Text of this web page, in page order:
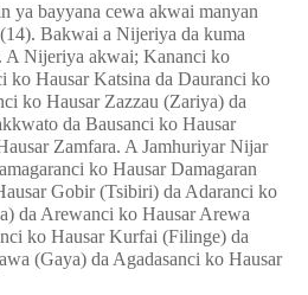
ya bayyana cewa akwai manyan
Bakwai a Nijeriya da kuma
A Nijeriya akwai; Kananci ko
ko Hausar Katsina da Dauranci ko
ko Hausar Zazzau (Zariya) da
da Bausanci ko Hausar
Zamfara. A Jamhuriyar Nijar
ko Hausar Damagaran
Gobir (Tsibiri) da Adaranci ko
da Arewanci ko Hausar Arewa
ko Hausar Kurfai (Filinge) da
(Gaya) da Agadasanci ko Hausar